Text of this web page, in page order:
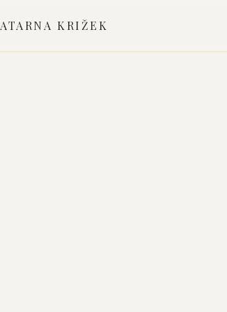
KRIŽEK